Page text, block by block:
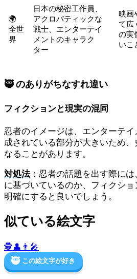
🌍
全世
界
日本の秘密工作員、
アクロバティックな
戦士、エンターテイ
メントのキャラク
ター
映画
て広
の実
いこ
🥷 のありがちなすれ違い
フィクションと現実の混同
忍者のイメージは、エンターテ
成されている部分が大きいため
なることがあります。
対処法：忍者の話題を出す際に
に基づいているのか、フィクシ
明確にすると良いでしょう。
似ている絵文字
🕵️👤 👨‍🎤
🥷 この絵文字が好き